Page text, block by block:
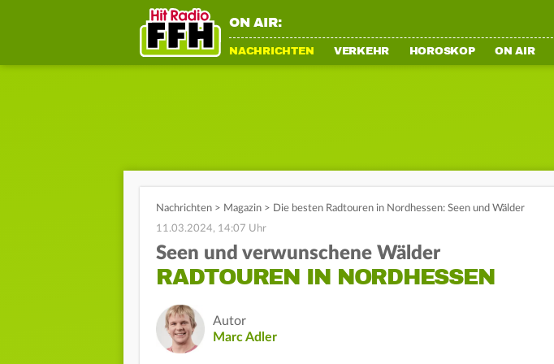
ON AIR:
NACHRICHTEN VERKEHR HOROSKOP ON AIR
Nachrichten > Magazin > Die besten Radtouren in Nordhessen: Seen und Wälder
11.03.2024, 14:07 Uhr
Seen und verwunschene Wälder
RADTOUREN IN NORDHESSEN
Autor
Marc Adler